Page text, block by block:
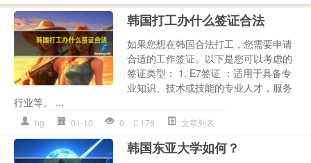
韩国打工办什么签证合法
如果您想在韩国合法打工，您需要申请
合适的工作签证。以下是您可以考虑的
签证类型： 1. E7签证 ：适用于具备专
业知识、技术或技能的专业人才，服务
行业等。 ...
hg 01-10 0 179 文章列表
韩国东亚大学如何？